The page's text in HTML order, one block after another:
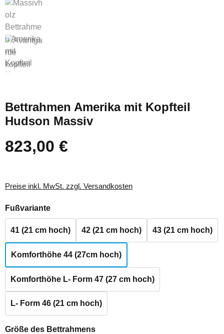
Bettrahmen Amerika mit Kopfteil
Hudson Massiv
Regulärer Preis:
823,00 €
Preise inkl. MwSt. zzgl. Versandkosten
Fußvarianteauswählen
41 (21 cm hoch) 42 (21 cm hoch) 43 (21 cm hoch)
Komforthöhe 44 (27cm hoch)
Komforthöhe L- Form 47 (27 cm hoch)
L- Form 46 (21 cm hoch)
Größe des Bettrahmensauswählen